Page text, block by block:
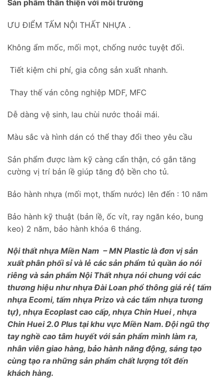
Sản phẩm thân thiện với môi trường
ƯU ĐIỂM TẤM NỘI THẤT NHỰA .
Không ẩm mốc, mối mọt, chống nước tuyệt đối.
Tiết kiệm chi phí, gia công sản xuất nhanh.
Thay thế ván công nghiệp MDF, MFC
Dễ dàng vệ sinh, lau chùi nước thoải mái.
Màu sắc và hình dán có thể thay đổi theo yêu cầu
Sản phẩm được làm kỹ càng cẩn thận, có gắn tăng
cường vị trí bản lề giúp tăng độ bền cho tủ.
Bảo hành nhựa (mối mọt, thấm nước) lên đến : 10 năm
Bảo hành kỹ thuật (bản lề, ốc vít, ray ngăn kéo, bung
keo) 2 năm, bảo hành khóa 6 tháng.
Nội thất nhựa Miền Nam – MN Plastic là đơn vị sản
xuất phân phối sỉ và lẻ các sản phẩm tủ quần áo nói
riêng và sản phẩm Nội Thất nhựa nói chung với các
thương hiệu như nhựa Đài Loan phổ thông giá rẻ( tấm
nhựa Ecomi, tấm nhựa Prizo và các tấm nhựa tương
tự), nhựa Ecoplast cao cấp, nhựa Chin Huei , nhựa
Chin Huei 2.0 Plus tại khu vực Miền Nam. Đội ngũ thợ
tay nghề cao tâm huyết với sản phẩm mình làm ra,
nhân viên giao hàng, bảo hành năng động, sáng tạo
cùng tạo ra những sản phẩm chất lượng tốt đến
khách hàng.